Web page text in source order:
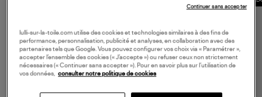
lulli-sur-la-toile.com utilise des cookies et technologies similaires à des fins de
performance, personnalisation, publicité et analyses, en collaboration avec des
partenaires tels que Google. Vous pouvez configurer vos choix via « Paramétrer »,
accepter l’ensemble des cookies (« J’accepte ») ou refuser ceux non strictement
nécessaires (« Continuer sans accepter »). Pour en savoir plus sur l’utilisation de
vos données, consulter notre politique de cookies
Continuer sans accepter